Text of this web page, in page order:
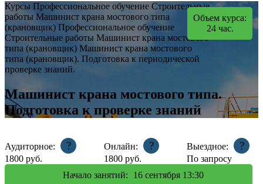
Курсы Профессиональное обучение Строительные
работы Машинист крана мостового типа
(крановщик) Профессиональное обучение
Строительные работы Машинист крана мостового
типа (крановщик) Машинист крана мостового
типа (крановщик). Подготовка к периодической
проверке знаний.
Машинист крана мостового типа.
Подготовка к проверке знаний
Аудиторное: ?
1800 руб.
Онлайн: ?
1800 руб.
Выездное: ?
По запросу
Начало занятий:
16 сентября 13:30
Объем курса:
24 час.